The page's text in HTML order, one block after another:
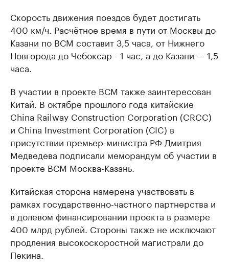
Скорость движения поездов будет достигать
400 км/ч. Расчётное время в пути от Москвы до
Казани по ВСМ составит 3,5 часа, от Нижнего
Новгорода до Чебоксар - 1 час, а до Казани — 1,5
часа.
В участии в проекте ВСМ также заинтересован
Китай. В октябре прошлого года китайские
China Railway Construction Corporation (CRCC)
и China Investment Corporation (СIC) в
присутствии премьер-министра РФ Дмитрия
Медведева подписали меморандум об участии в
проекте ВСМ Москва-Казань.
Китайская сторона намерена участвовать в
рамках государственно-частного партнерства и
в долевом финансировании проекта в размере
400 млрд рублей. Стороны также не исключают
продления высокоскоростной магистрали до
Пекина.